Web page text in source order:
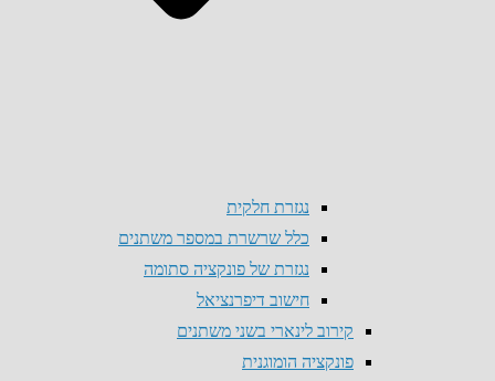
נגזרת חלקית
כלל שרשרת במספר משתנים
נגזרת של פונקציה סתומה
חישוב דיפרנציאל
קירוב לינארי בשני משתנים
פונקציה הומוגנית